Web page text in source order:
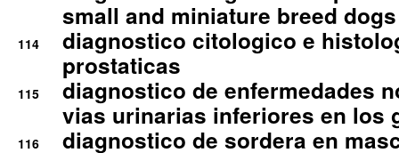
small and miniature breed
114
diagnostico citologico e
prostaticas
115
diagnostico de enfermedades
vias urinarias inferiores en los
116
diagnostico de sordera en